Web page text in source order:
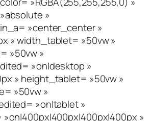
»
»center_center »
» width_tablet= »50vw »
»50vw »
»on|desktop »
» height_tablet= »50vw »
»50vw »
»on|tablet »
»